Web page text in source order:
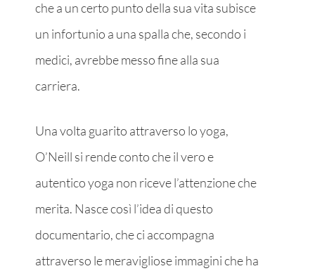
che a un certo punto della sua vita subisce
un infortunio a una spalla che, secondo i
medici, avrebbe messo fine alla sua
carriera.
Una volta guarito attraverso lo yoga,
O’Neill si rende conto che il vero e
autentico yoga non riceve l’attenzione che
merita. Nasce così l’idea di questo
documentario, che ci accompagna
attraverso le meravigliose immagini che ha